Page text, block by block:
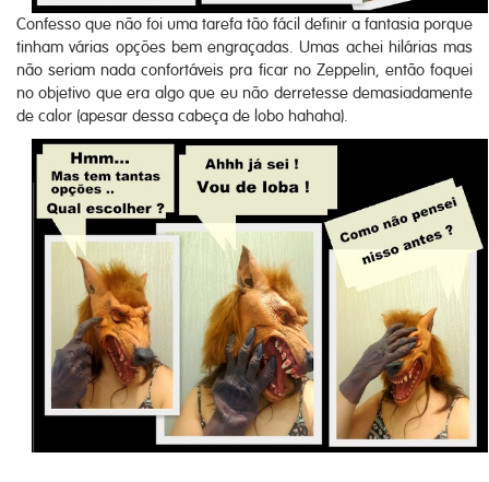
Confesso que não foi uma tarefa tão fácil definir a fantasia porque
tinham várias opções bem engraçadas. Umas achei hilárias mas
não seriam nada confortáveis pra ficar no Zeppelin, então foquei
no objetivo que era algo que eu não derretesse demasiadamente
de calor (apesar dessa cabeça de lobo hahaha).